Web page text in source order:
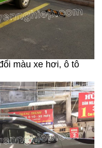
màu xe hơi, ô tô